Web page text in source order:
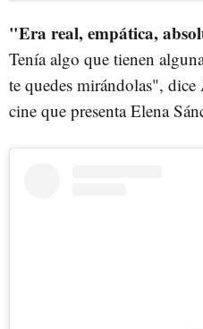
"Era real, empática,
Tenía algo que tienen
te quedes mirándolas",
cine que presenta Elena